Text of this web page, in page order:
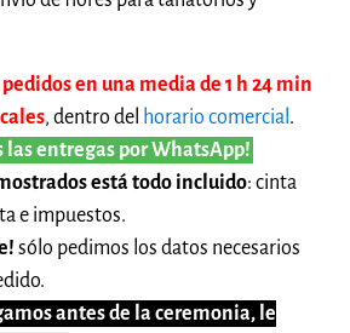
en una media de 1 h 24 min
, dentro del horario comercial .
las entregas por WhatsApp!
está todo incluido: cinta
e impuestos.
sólo pedimos los datos necesarios
antes de la ceremonia, le